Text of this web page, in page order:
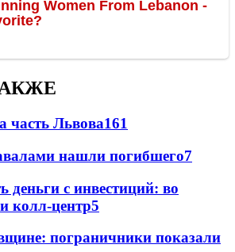
часть Львова161
нашли погибшего7
деньги с инвестиций: во
колл-центр5
пограничники показали